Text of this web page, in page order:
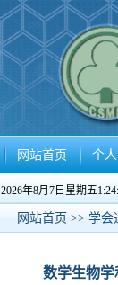
网站首页 个
2026年8月7日星期五
网站首页 >> 学会
数学生物学